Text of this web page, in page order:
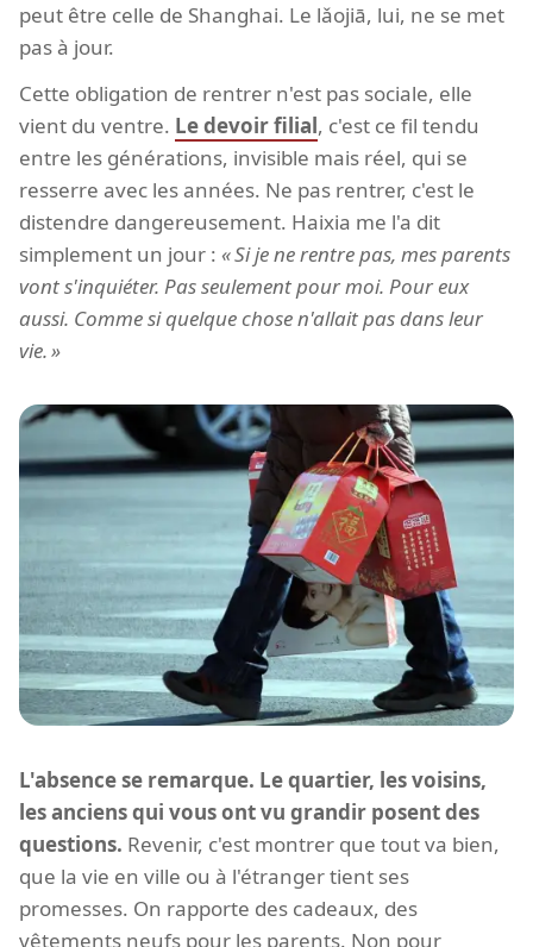
peut être celle de Shanghai. Le lǎojiā, lui, ne se met
pas à jour.
Cette obligation de rentrer n'est pas sociale, elle
vient du ventre. Le devoir filial, c'est ce fil tendu
entre les générations, invisible mais réel, qui se
resserre avec les années. Ne pas rentrer, c'est le
distendre dangereusement. Haixia me l'a dit
simplement un jour :
Si je ne rentre pas, mes parents
vont s'inquiéter. Pas seulement pour moi. Pour eux
aussi. Comme si quelque chose n'allait pas dans leur
vie.
L'absence se remarque. Le quartier, les voisins,
les anciens qui vous ont vu grandir posent des
questions. Revenir, c'est montrer que tout va bien,
que la vie en ville ou à l'étranger tient ses
promesses. On rapporte des cadeaux, des
vêtements neufs pour les parents. Non pour